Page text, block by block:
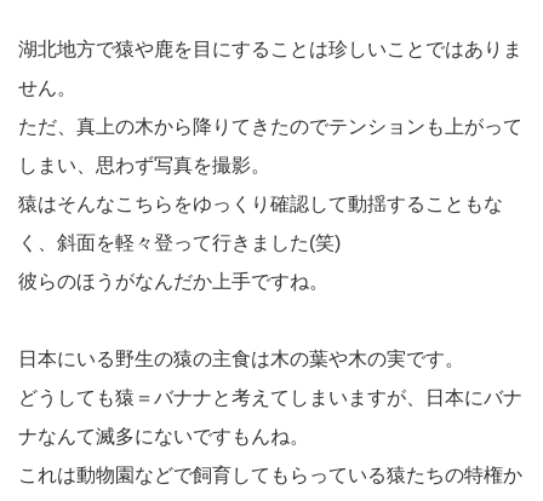
湖北地方で猿や鹿を目にすることは珍しいことではありま
せん。
ただ、真上の木から降りてきたのでテンションも上がって
しまい、思わず写真を撮影。
猿はそんなこちらをゆっくり確認して動揺することもな
く、斜面を軽々登って行きました(笑)
彼らのほうがなんだか上手ですね。
日本にいる野生の猿の主食は木の葉や木の実です。
どうしても猿＝バナナと考えてしまいますが、日本にバナ
ナなんて滅多にないですもんね。
これは動物園などで飼育してもらっている猿たちの特権か